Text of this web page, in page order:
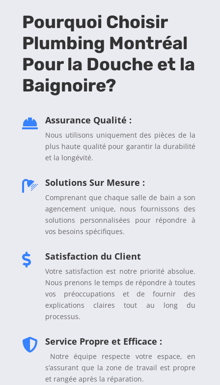
Pourquoi Choisir
Plumbing Montréal
Pour la Douche et la
Baignoire?
 Assurance Qualité :
Nous utilisons uniquement des pièces de la
plus haute qualité pour garantir la durabilité
et la longévité.
 Solutions Sur Mesure :
Comprenant que chaque salle de bain a son
agencement unique, nous fournissons des
solutions personnalisées pour répondre à
vos besoins spécifiques.
 Satisfaction du Client
Votre satisfaction est notre priorité absolue.
Nous prenons le temps de répondre à toutes
vos préoccupations et de fournir des
explications claires tout au long du
processus.
 Service Propre et Efficace :
Notre équipe respecte votre espace, en
s’assurant que la zone de travail est propre
et rangée après la réparation.